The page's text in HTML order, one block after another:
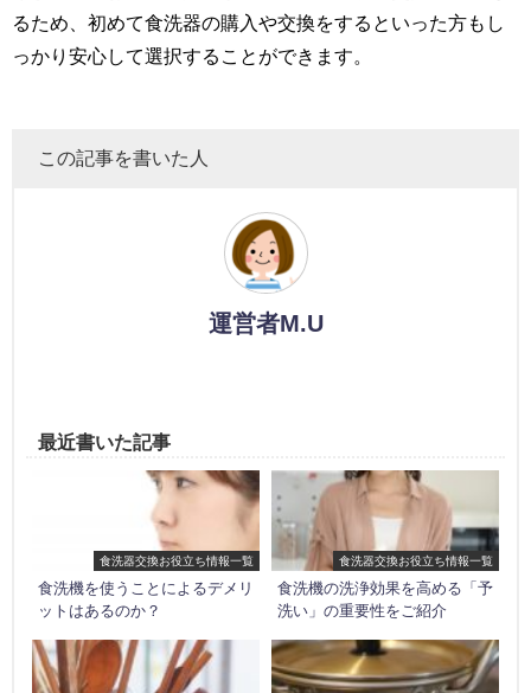
るため、初めて食洗器の購入や交換をするといった方もし
っかり安心して選択することができます。
この記事を書いた人
運営者M.U
最近書いた記事
食洗器交換お役立ち情報一覧
食洗機を使うことによるデメリ
ットはあるのか？
食洗器交換お役立ち情報一覧
食洗機の洗浄効果を高める「予
洗い」の重要性をご紹介